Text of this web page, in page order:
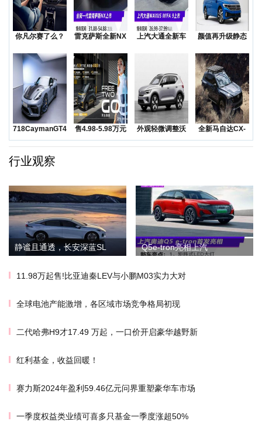
你凡尔赛了么？
降价
雷克萨斯全新NX
上汽大通全新车
颜值再升级静态
新
718CaymanGT4RS
领衔
售4.98-5.98万元
五菱Na
外观轻微调整沃
尔沃发布海外版
全新马自达CX-
50越野SUV正
行业观察
静谧且通透，长安深蓝SL Q5e-tron亮相上汽
11.98万起售!比亚迪秦LEV与小鹏M03实力大对
全球电池产能激增，各区域市场竞争格局初现
二代哈弗H9才17.49 万起，一口价开启豪华越野新
红利基金，收益回暖！
赛力斯2024年盈利59.46亿元问界重塑豪华车市场
一季度权益类业绩可喜多只基金一季度涨超50%